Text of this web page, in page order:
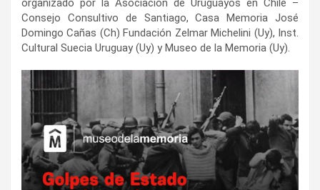
organizado por la Asociación de Uruguayos en Chile –
Consejo Consultivo de Santiago, Casa Memoria José
Domingo Cañas (Ch) Fundación Zelmar Michelini (Uy), Inst.
Cultural Suecia Uruguay (Uy) y Museo de la Memoria (Uy).